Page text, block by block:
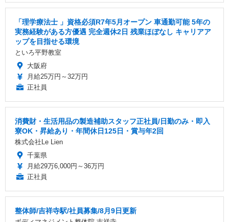
「理学療法士 」資格必須R7年5月オープン 車通勤可能 5年の
実務経験がある方優遇 完全週休2日 残業ほぼなし キャリアア
ップを目指せる環境
といろ平野教室
大阪府
月給25万円～32万円
正社員
消費財・生活用品の製造補助スタッフ正社員/日勤のみ・即入
寮OK・昇給あり・年間休日125日・賞与年2回
株式会社Le Lien
千葉県
月給29万6,000円～36万円
正社員
整体師/吉祥寺駅/社員募集/8月9日更新